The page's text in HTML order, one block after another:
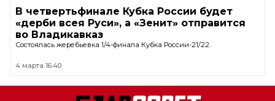
В четвертьфинале Кубка России будет
«дерби всея Руси», а «Зенит» отправится
во Владикавказ
Состоялась жеребьевка 1/4-финала Кубка России-21/22.
4 марта 16:40